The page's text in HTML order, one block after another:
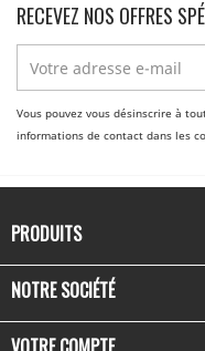
RECEVEZ NOS OFFRES
Vous pouvez vous désinscrire à
informations de contact dans les
PRODUITS
NOTRE SOCIÉTÉ